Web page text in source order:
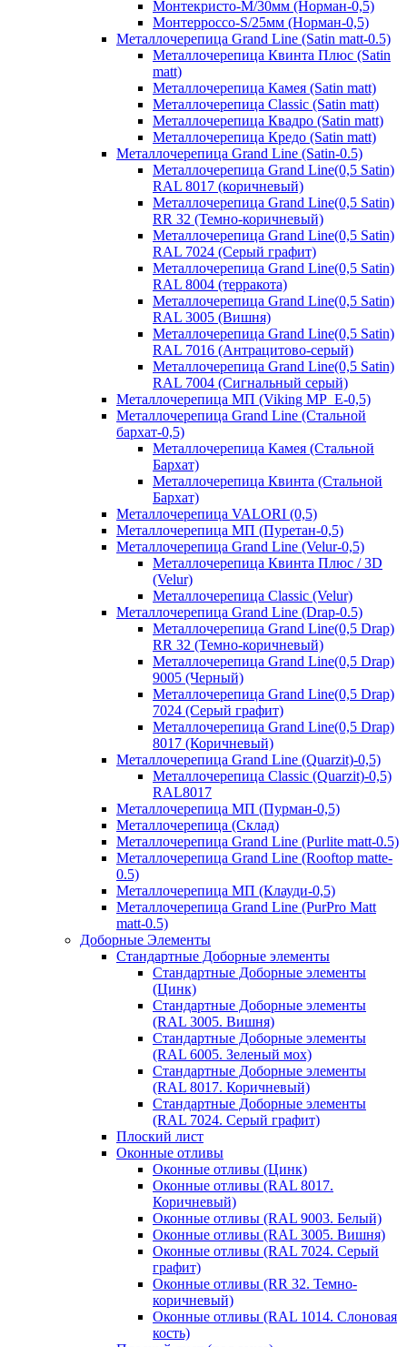
Монтекристо-M/30мм (Норман-0,5)
Монтерроссо-S/25мм (Норман-0,5)
Металлочерепица Grand Line (Satin matt-0.5)
Металлочерепица Квинта Плюс (Satin
matt)
Металлочерепица Камея (Satin matt)
Металлочерепица Classic (Satin matt)
Металлочерепица Квадро (Satin matt)
Металлочерепица Кредо (Satin matt)
Металлочерепица Grand Line (Satin-0.5)
Металлочерепица Grand Line(0,5 Satin)
RAL 8017 (коричневый)
Металлочерепица Grand Line(0,5 Satin)
RR 32 (Темно-коричневый)
Металлочерепица Grand Line(0,5 Satin)
RAL 7024 (Серый графит)
Металлочерепица Grand Line(0,5 Satin)
RAL 8004 (терракота)
Металлочерепица Grand Line(0,5 Satin)
RAL 3005 (Вишня)
Металлочерепица Grand Line(0,5 Satin)
RAL 7016 (Антрацитово-серый)
Металлочерепица Grand Line(0,5 Satin)
RAL 7004 (Сигнальный серый)
Металлочерепица МП (Viking MP_E-0,5)
Металлочерепица Grand Line (Стальной
бархат-0,5)
Металлочерепица Камея (Стальной
Бархат)
Металлочерепица Квинта (Стальной
Бархат)
Металлочерепица VALORI (0,5)
Металлочерепица МП (Пуретан-0,5)
Металлочерепица Grand Line (Velur-0,5)
Металлочерепица Квинта Плюс / 3D
(Velur)
Металлочерепица Classic (Velur)
Металлочерепица Grand Line (Drap-0.5)
Металлочерепица Grand Line(0,5 Drap)
RR 32 (Темно-коричневый)
Металлочерепица Grand Line(0,5 Drap)
9005 (Черный)
Металлочерепица Grand Line(0,5 Drap)
7024 (Серый графит)
Металлочерепица Grand Line(0,5 Drap)
8017 (Коричневый)
Металлочерепица Grand Line (Quarzit)-0,5)
Металлочерепица Classic (Quarzit)-0,5)
RAL8017
Металлочерепица МП (Пурман-0,5)
Металлочерепица (Склад)
Металлочерепица Grand Line (Purlite matt-0.5)
Металлочерепица Grand Line (Rooftop matte-
0.5)
Металлочерепица МП (Клауди-0,5)
Металлочерепица Grand Line (PurPro Matt
matt-0.5)
Доборные Элементы
Стандартные Доборные элементы
Стандартные Доборные элементы
(Цинк)
Стандартные Доборные элементы
(RAL 3005. Вишня)
Стандартные Доборные элементы
(RAL 6005. Зеленый мох)
Стандартные Доборные элементы
(RAL 8017. Коричневый)
Стандартные Доборные элементы
(RAL 7024. Серый графит)
Плоский лист
Оконные отливы
Оконные отливы (Цинк)
Оконные отливы (RAL 8017.
Коричневый)
Оконные отливы (RAL 9003. Белый)
Оконные отливы (RAL 3005. Вишня)
Оконные отливы (RAL 7024. Серый
графит)
Оконные отливы (RR 32. Темно-
коричневый)
Оконные отливы (RAL 1014. Слоновая
кость)